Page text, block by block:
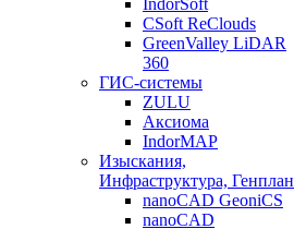
IndorSoft
CSoft ReClouds
GreenValley LiDAR
360
ГИС-системы
ZULU
Аксиома
IndorMAP
Изыскания,
Инфраструктура, Генплан
nanoCAD GeoniCS
nanoCAD